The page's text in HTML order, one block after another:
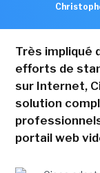
Très impliqué
efforts de
sur Internet,
solution
portail web